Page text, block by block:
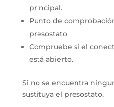
principal.
Punto de
presostato
Compruebe si el
está abierto.
Si no se encuentra
sustituya el presostato.